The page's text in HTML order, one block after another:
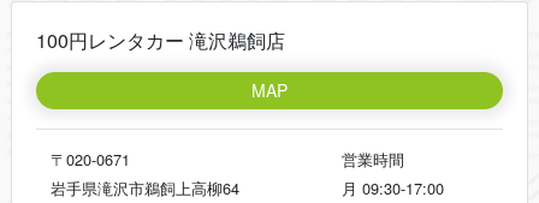
100円レンタカー 滝沢鵜飼店
MAP
〒020-0671
岩手県滝沢市鵜飼上高柳64
営業時間
月 09:30-17:00